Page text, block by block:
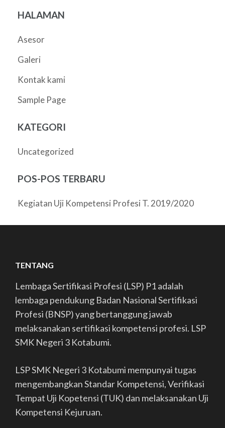
HALAMAN
Asesor
Galeri
Kontak kami
Sample Page
KATEGORI
Uncategorized
POS-POS TERBARU
Kegiatan Uji Kompetensi Profesi T. 2019/2020
TENTANG
Lembaga Sertifikasi Profesi (LSP) P1 adalah
lembaga pendukung Badan Nasional Sertifikasi
Profesi (BNSP) yang bertanggung jawab
melaksanakan sertifikasi kompetensi profesi. LSP
SMK Negeri 3 Kotabumi.
LSP SMK Negeri 3 Kotabumi mempunyai tugas
mengembangkan Standar Kompetensi, Verifikasi
Tempat Uji Kopetensi (TUK) dan melaksanakan Uji
Kompetensi Kejuruan.